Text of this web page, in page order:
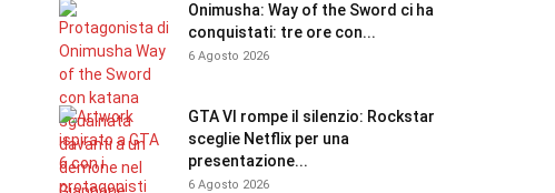
Onimusha: Way of the Sword ci ha
conquistati: tre ore con...
6 Agosto 2026
GTA VI rompe il silenzio: Rockstar
sceglie Netflix per una
presentazione...
6 Agosto 2026